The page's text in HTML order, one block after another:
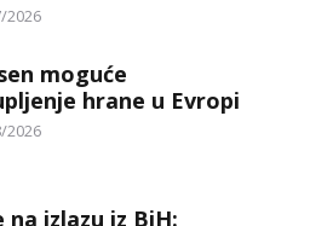
2026
moguće
hrane u Evropi
2026
na izlazu iz BiH: